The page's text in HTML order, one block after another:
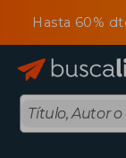
Hasta 60%